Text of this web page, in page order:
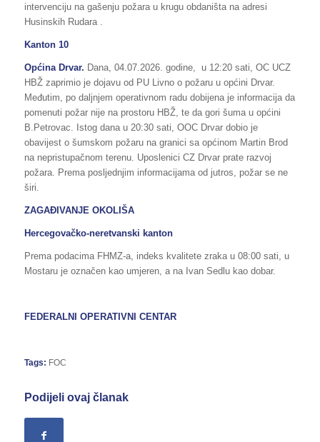
intervenciju na gašenju požara u krugu obdaništa na adresi
Husinskih Rudara .
Kanton 10
Općina Drvar. Dana, 04.07.2026. godine, u 12:20 sati, OC UCZ
HBŽ zaprimio je dojavu od PU Livno o požaru u općini Drvar.
Međutim, po daljnjem operativnom radu dobijena je informacija da
pomenuti požar nije na prostoru HBŽ, te da gori šuma u općini
B.Petrovac. Istog dana u 20:30 sati, OOC Drvar dobio je
obavijest o šumskom požaru na granici sa općinom Martin Brod
na nepristupačnom terenu. Uposlenici CZ Drvar prate razvoj
požara. Prema posljednjim informacijama od jutros, požar se ne
širi.
ZAGAĐIVANJE OKOLIŠA
Hercegovačko-neretvanski kanton
Prema podacima FHMZ-a, indeks kvalitete zraka u 08:00 sati, u
Mostaru je označen kao umjeren, a na Ivan Sedlu kao dobar.
FEDERALNI OPERATIVNI CENTAR
Tags: FOC
Podijeli ovaj članak